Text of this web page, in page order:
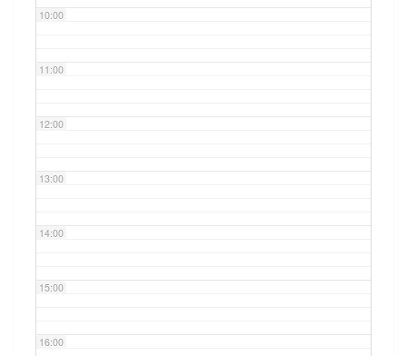
10:00
11:00
12:00
13:00
14:00
15:00
16:00